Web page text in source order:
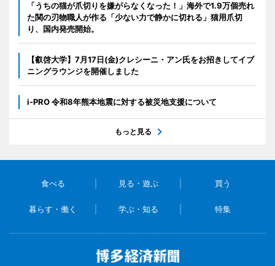
「うちの猫が爪切りを嫌がらなくなった！」海外で1.9万個売れ
た関の刃物職人が作る「少ない力で静かに切れる」猫用爪切
り、国内発売開始。
【叡啓大学】7月17日(金)クレシーニ・アン氏をお招きしてイブ
ニングラウンジを開催しました
i-PRO 令和8年熊本地震に対する被災地支援について
もっと見る
食べる 見る・遊ぶ 買う
暮らす・働く 学ぶ・知る 特集